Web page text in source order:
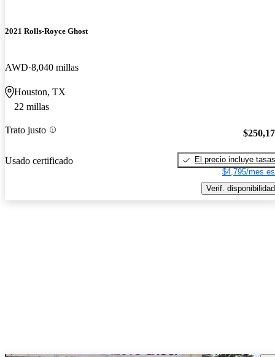
2021 Rolls-Royce Ghost
AWD 8,040 millas
Houston, TX
22 millas
Trato justo
Usado certificado
El precio incluye tasas
$4,795/mes
Verif. disponibilidad